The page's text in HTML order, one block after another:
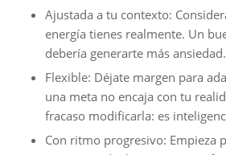
Ajustada a tu contexto:
energía tienes realmente. Un
debería generarte más ansiedad.
Flexible: Déjate margen para
una meta no encaja con tu
fracaso modificarla: es
Con ritmo progresivo: Empieza